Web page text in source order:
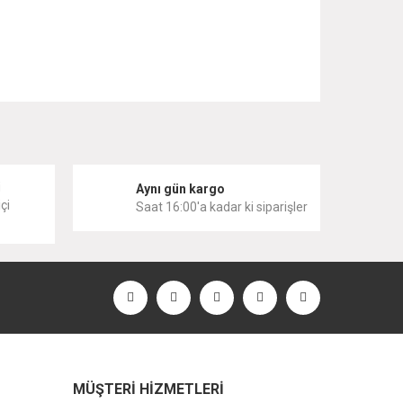
Aynı gün kargo
Saat 16:00'a kadar ki siparişler
MÜŞTERİ HİZMETLERİ